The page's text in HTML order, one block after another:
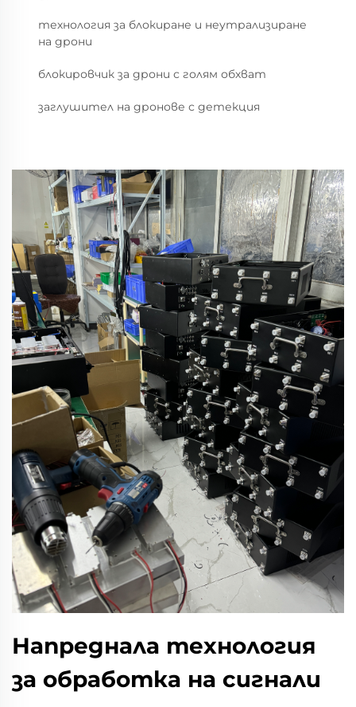
технология за блокиране и неутрализиране
на дрони
блокировчик за дрони с голям обхват
заглушител на дронове с детекция
Напреднала технология
за обработка на сигнали